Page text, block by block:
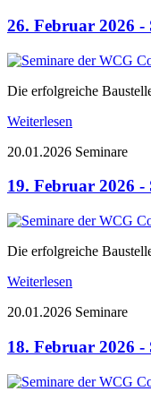
26. Februar 2026 -
Die erfolgreiche
Weiterlesen
20.01.2026 Seminare
19. Februar 2026
Die erfolgreiche
Weiterlesen
20.01.2026 Seminare
18. Februar 2026